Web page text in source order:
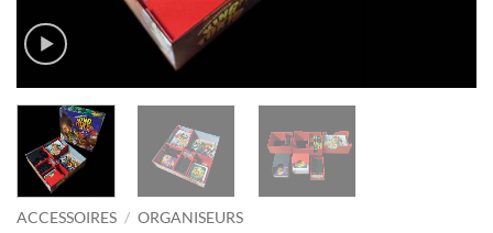
ACCESSOIRES / ORGANISEURS